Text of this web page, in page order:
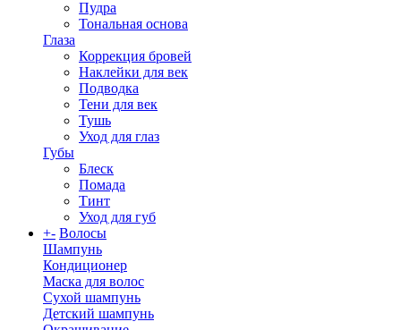
Пудра
Тональная основа
Глаза
Коррекция бровей
Наклейки для век
Подводка
Тени для век
Тушь
Уход для глаз
Губы
Блеск
Помада
Тинт
Уход для губ
+- Волосы
Шампунь
Кондиционер
Маска для волос
Сухой шампунь
Детский шампунь